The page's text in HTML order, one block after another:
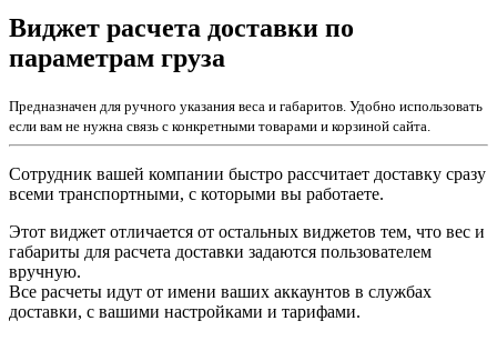
Виджет расчета доставки по
параметрам груза
Предназначен для ручного указания веса и габаритов. Удобно использовать
если вам не нужна связь с конкретными товарами и корзиной сайта.
Сотрудник вашей компании быстро рассчитает доставку сразу
всеми транспортными, с которыми вы работаете.
Этот виджет отличается от остальных виджетов тем, что вес и
габариты для расчета доставки задаются пользователем
вручную.
Все расчеты идут от имени ваших аккаунтов в службах
доставки, с вашими настройками и тарифами.